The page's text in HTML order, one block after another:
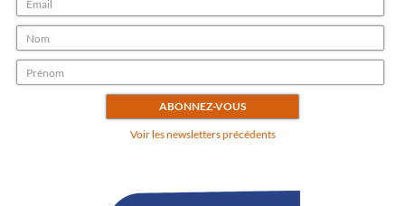
Voir les newsletters précédents